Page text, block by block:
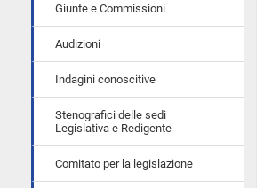
Giunte e Commissioni
Audizioni
Indagini conoscitive
Stenografici delle sedi
Legislativa e Redigente
Comitato per la legislazione